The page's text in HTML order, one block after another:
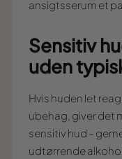
ansigtsserum et
Sensitiv
uden
Hvis huden let
ubehag, giver det
sensitiv hud –
udtørrende alkohol.